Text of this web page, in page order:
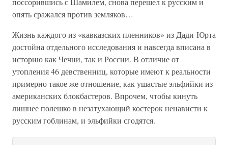
опять сражался против земляков…
Жизнь каждого из «кавказских пленников» из Дади-Юрта
достойна отдельного исследования и навсегда вписана в
историю как Чечни, так и России. В отличие от
утопления 46 девственниц, которые имеют к реальности
примерно такое же отношение, как ушастые эльфийки из
американских блокбастеров. Впрочем, чтобы кинуть
лишнее полешко в незатухающий костерок ненависти к
русским гоблинам, и эльфийки сгодятся.